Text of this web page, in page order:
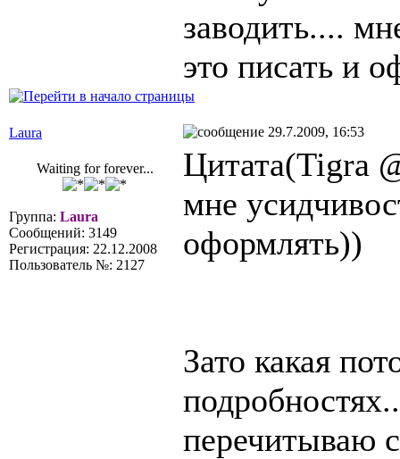
заводить....
это писать и
Laura 29.7.2009, 16:53
Waiting for forever...
Группа: Laura
Сообщений: 3149
Регистрация: 22.12.2008
Пользователь №: 2127
Цитата(Tigra
мне
оформлять))
Зато какая
перечитываю